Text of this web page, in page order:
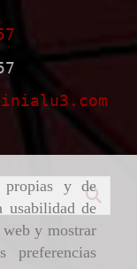
y de
usabilidad de
y mostrar
preferencias